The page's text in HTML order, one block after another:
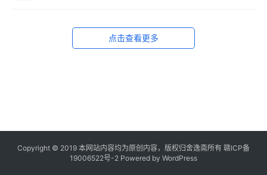
点击查看更多
Copyright © 2019 本网站内容均为原创内容，版权归舍逸斋所有 赣ICP备
19006522号-2 Powered by WordPress